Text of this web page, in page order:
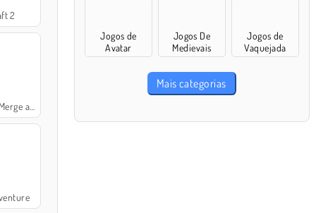
2
and Bake
Jogos de
Avatar
Jogos De
Medievais
Jogos de
Vaquejada
Mais categorias